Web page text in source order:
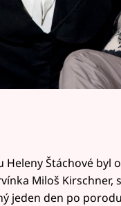
Heleny Štáchové byl
Miloš
jeden den po